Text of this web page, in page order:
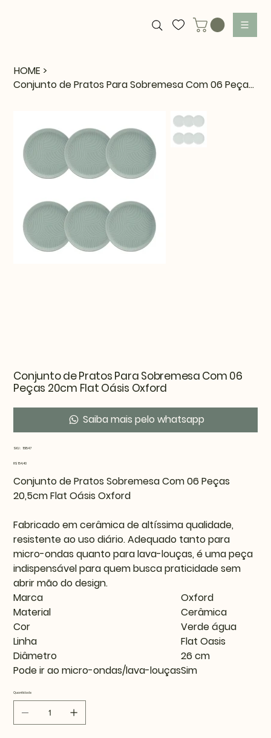
HOME >
Conjunto de Pratos Para Sobremesa Com 06 Peças 20cm Flat Oásis Oxford
Conjunto de Pratos Para Sobremesa Com 06
Peças 20cm Flat Oásis Oxford
Saiba mais pelo whatsapp
SKU: SKU
151547
Preço
R$ 154,40
Conjunto de Pratos Sobremesa Com 06 Peças
20,5cm Flat Oásis Oxford
Fabricado em cerâmica de altíssima qualidade,
resistente ao uso diário. Adequado tanto para
micro-ondas quanto para lava-louças, é uma peça
indispensável para quem busca praticidade sem
abrir mão do design.
Marca
Oxford
Material
Cerâmica
Cor
Verde água
Linha
Flat Oasis
Diâmetro
26 cm
Pode ir ao micro-ondas/lava-louçasSim
Quantidade